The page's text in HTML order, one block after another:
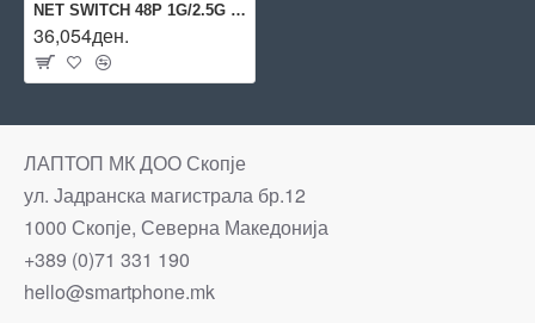
NET SWITCH 48P 1G/2.5G BASE-T/2050 S6X70A ARUBA BY HPE
36,054ден.
ЛАПТОП МК ДОО Скопје
ул. Јадранска магистрала бр.12
1000 Скопје, Северна Македонија
+389 (0)71 331 190
hello@smartphone.mk